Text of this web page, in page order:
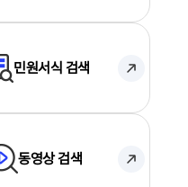
민원서식 검색
동영상 검색